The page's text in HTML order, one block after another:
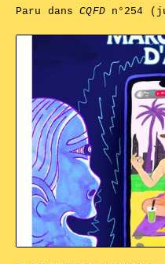
Paru dansCQFDn°254